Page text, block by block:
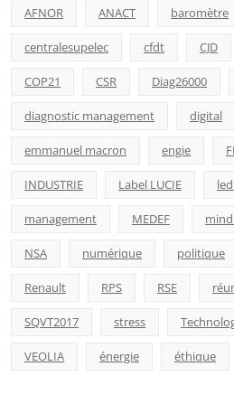
AFNOR ANACT baromètre
centralesupelec cfdt CJD
COP21 CSR Diag26000
diagnostic management digital
emmanuel macron engie
INDUSTRIE Label LUCIE
management MEDEF
NSA numérique politique
Renault RPS RSE
SQVT2017 stress
VEOLIA énergie éthique